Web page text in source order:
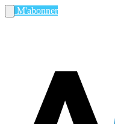
M'abonner